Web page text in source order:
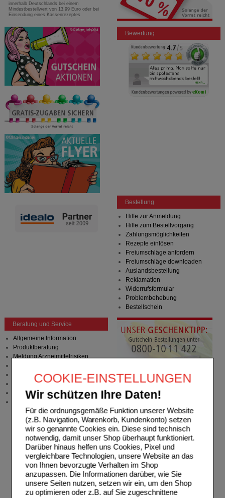
COOKIE-EINSTELLUNGEN
Wir schützen Ihre Daten!
Für die ordnungsgemäße Funktion unserer Website
(z.B. Navigation, Warenkorb, Kundenkonto) setzen
wir so genannte Cookies ein. Diese sind technisch
notwendig, damit unser Shop überhaupt funktioniert.
Darüber hinaus helfen uns Cookies, Pixel und
vergleichbare Technologien, unsere Website an das
von Ihnen bevorzugte Verhalten im Shop
anzupassen. Die Informationen darüber, wie Sie
unsere Seiten nutzen, setzen wir ein, um den Shop
zu optimieren oder z.B. auf Sie zugeschnittene
innerhalb Deutschlands bei einem
Mindestbestellwert von 13,99 Euro oder bei
Einsendung eines Kassenrezeptes
Bewertung
Bestellung
Hilfe zur Anmeldung
Hilfe zum Bestellvorgang
Zahlungsmöglichkeiten
Rezepte einlösen
Freiumschläge anfordern
Freiumschläge downloaden
Auslandsbestellung
Reklamation
Widerrufsformular
Problembehebung
Bestellschein
Beratung und Service
Allgemeine Information
Produktberatung
Meldung Arzneimittelrisiken
Angebote & Downloads
Newsletter
Neukundenprämie